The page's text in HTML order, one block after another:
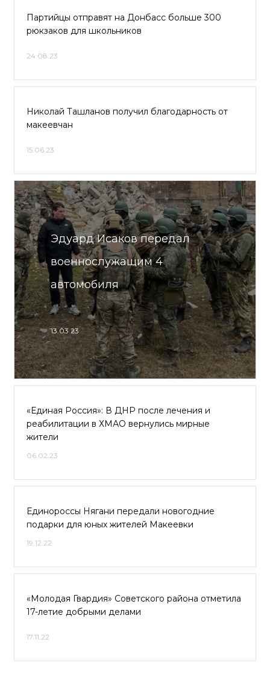
Партийцы отправят на Донбасс больше 300
рюкзаков для школьников
24.08.23
Николай Ташланов получил благодарность от
макеевчан
15.06.23
Эдуард Исаков передал
военнослужащим 4
автомобиля
13.03.23
«Единая Россия»: В ДНР после лечения и
реабилитации в ХМАО вернулись мирные
жители
06.02.23
Единороссы Нягани передали новогодние
подарки для юных жителей Макеевки
19.12.22
«Молодая Гвардия» Советского района отметила
17-летие добрыми делами
17.11.22